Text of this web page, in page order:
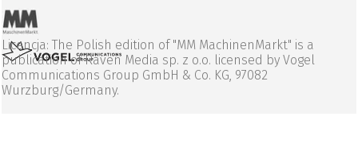
Licencja: The Polish edition of "MM MachinenMarkt" is a
publication of Raven Media sp. z o.o. licensed by Vogel
Communications Group GmbH & Co. KG, 97082
Wurzburg/Germany.